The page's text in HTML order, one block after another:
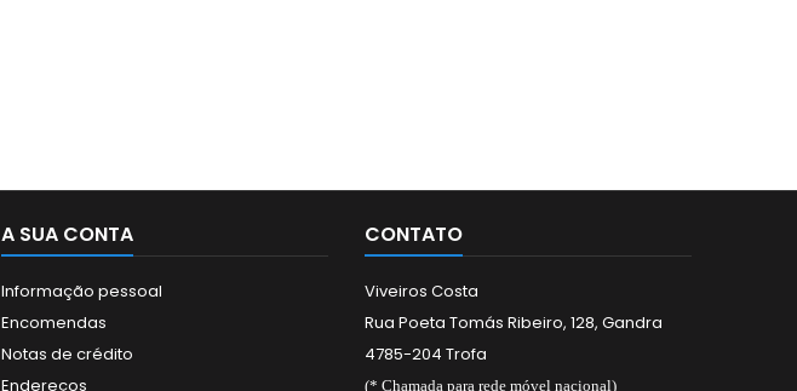
A SUA CONTA
Informação pessoal
Encomendas
Notas de crédito
Endereços
CONTATO
Viveiros Costa
Rua Poeta Tomás Ribeiro, 128, Gandra
4785-204 Trofa
(* Chamada para rede móvel nacional)